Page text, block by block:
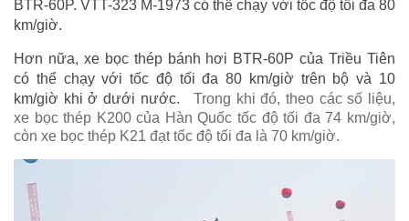
BTR-60P. VTT-323 M-1973 có thể chạy với tốc độ tối đa 80
km/giờ.
Hơn nữa, xe bọc thép bánh hơi BTR-60P của Triều Tiên
có thể chạy với tốc độ tối đa 80 km/giờ trên bộ và 10
km/giờ khi ở dưới nước.
Trong khi đó, theo các số liệu,
xe bọc thép K200 của Hàn Quốc tốc độ tối đa 74 km/giờ,
còn xe bọc thép K21 đạt tốc độ tối đa là 70 km/giờ.